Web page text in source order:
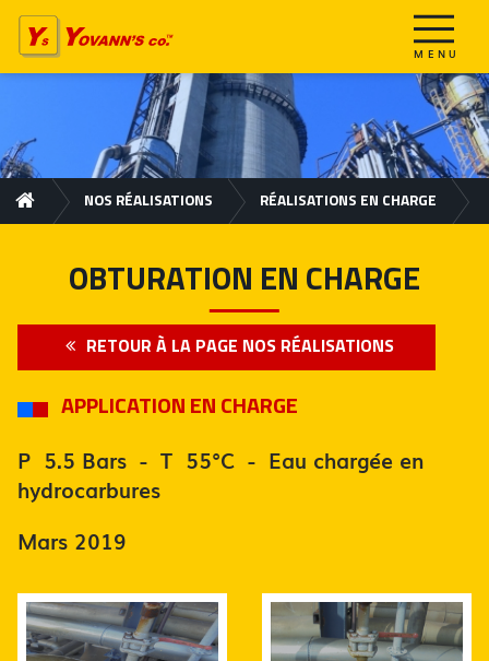
NOS RÉALISATIONS RÉALISATIONS EN CHARGE
OBTURATION EN CHARGE
RETOUR À LA PAGE NOS RÉALISATIONS
APPLICATION EN CHARGE
P 5.5 Bars - T 55°C - Eau chargée en
hydrocarbures
Mars 2019